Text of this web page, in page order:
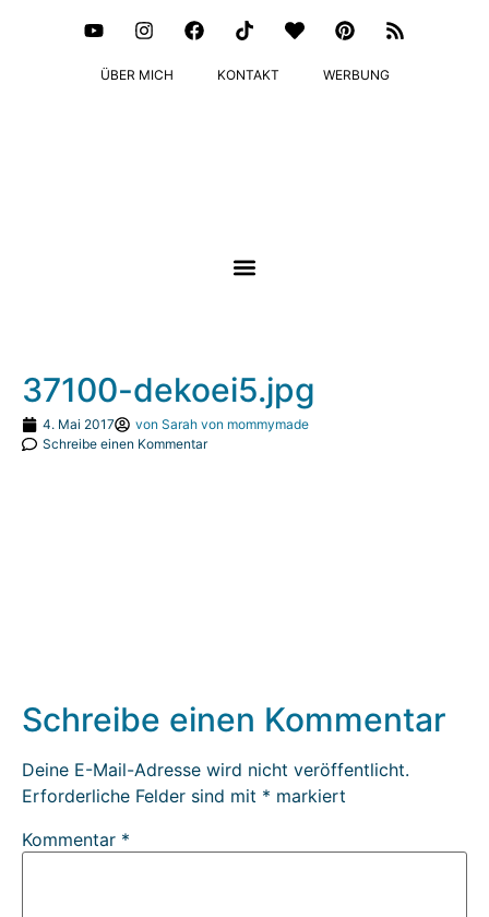
ÜBER MICH KONTAKT WERBUNG
37100-dekoei5.jpg
4. Mai 2017 von Sarah von mommymade
Schreibe einen Kommentar
Schreibe einen Kommentar
Deine E-Mail-Adresse wird nicht veröffentlicht.
Erforderliche Felder sind mit * markiert
Kommentar *